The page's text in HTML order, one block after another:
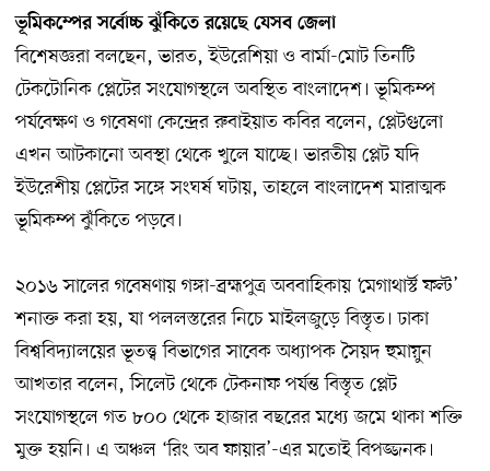
ভূমিকম্পের সর্বোচ্চ ঝুঁকিতে রয়েছে যেসব জেলা
বিশেষজ্ঞরা বলছেন, ভারত, ইউরেশিয়া ও বার্মা-মোট তিনটি
টেকটোনিক প্লেটের সংযোগস্থলে অবস্থিত বাংলাদেশ। ভূমিকম্প
পর্যবেক্ষণ ও গবেষণা কেন্দ্রের রুবাইয়াত কবির বলেন, প্লেটগুলো
এখন আটকানো অবস্থা থেকে খুলে যাচ্ছে। ভারতীয় প্লেট যদি
ইউরেশীয় প্লেটের সঙ্গে সংঘর্ষ ঘটায়, তাহলে বাংলাদেশ মারাত্মক
ভূমিকম্প ঝুঁকিতে পড়বে।
২০১৬ সালের গবেষণায় গঙ্গা-ব্রহ্মপুত্র অববাহিকায় ‘মেগাথার্স্ট ফল্ট’
শনাক্ত করা হয়, যা পললস্তরের নিচে মাইলজুড়ে বিস্তৃত। ঢাকা
বিশ্ববিদ্যালয়ের ভূতত্ত্ব বিভাগের সাবেক অধ্যাপক সৈয়দ হুমায়ুন
আখতার বলেন, সিলেট থেকে টেকনাফ পর্যন্ত বিস্তৃত প্লেট
সংযোগস্থলে গত ৮০০ থেকে হাজার বছরের মধ্যে জমে থাকা শক্তি
মুক্ত হয়নি। এ অঞ্চল ‘রিং অব ফায়ার’-এর মতোই বিপজ্জনক।